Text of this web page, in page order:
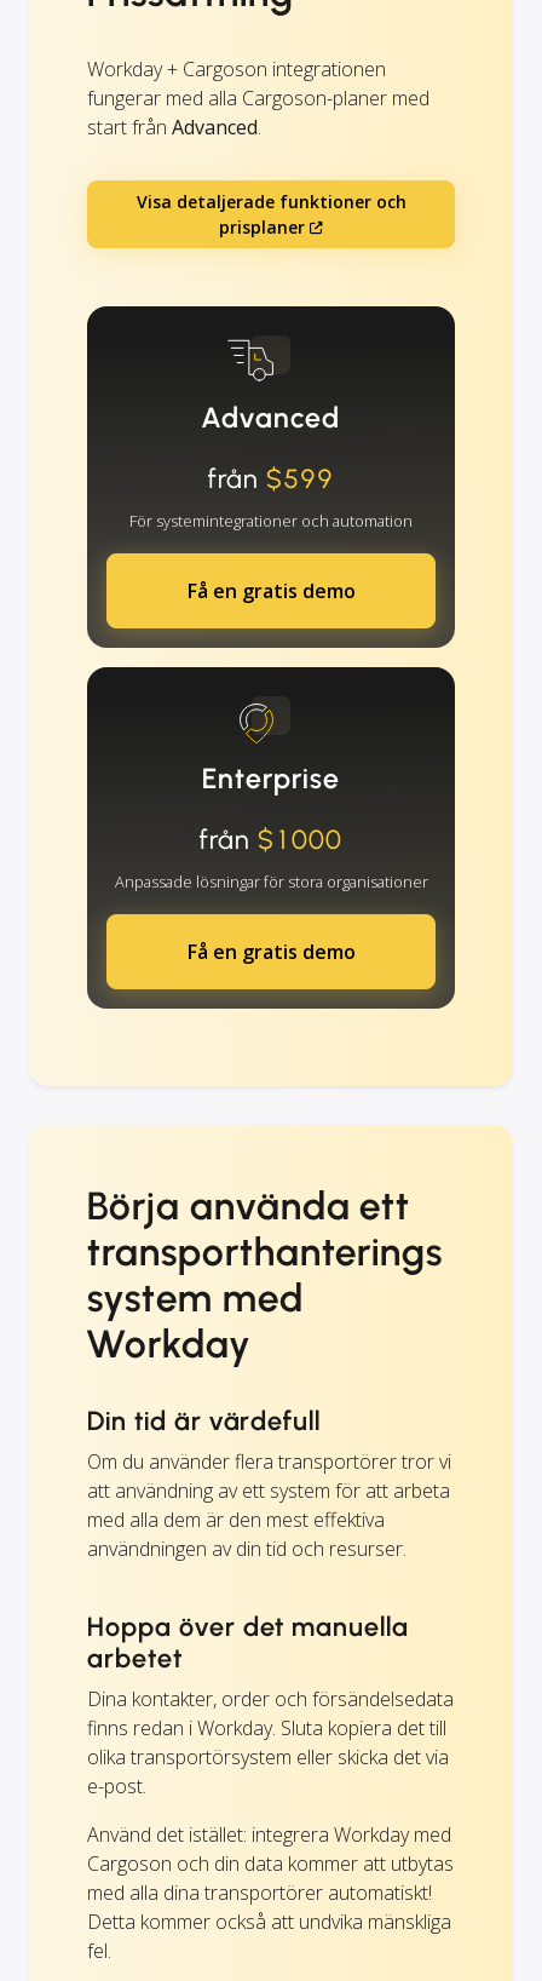
Workday + Cargoson integrationen
fungerar med alla Cargoson-planer med
start från Advanced.
Visa detaljerade funktioner och
prisplaner
Advanced
från $599
För systemintegrationer och automation
Få en gratis demo
Enterprise
från $1000
Anpassade lösningar för stora organisationer
Få en gratis demo
Börja använda ett
transporthanterings
system med
Workday
Din tid är värdefull
Om du använder flera transportörer tror vi
att användning av ett system för att arbeta
med alla dem är den mest effektiva
användningen av din tid och resurser.
Hoppa över det manuella
arbetet
Dina kontakter, order och försändelsedata
finns redan i Workday. Sluta kopiera det till
olika transportörsystem eller skicka det via
e-post.
Använd det istället: integrera Workday med
Cargoson och din data kommer att utbytas
med alla dina transportörer automatiskt!
Detta kommer också att undvika mänskliga
fel.